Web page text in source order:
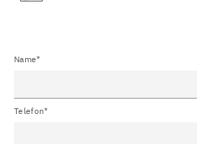
Name*
Telefon*